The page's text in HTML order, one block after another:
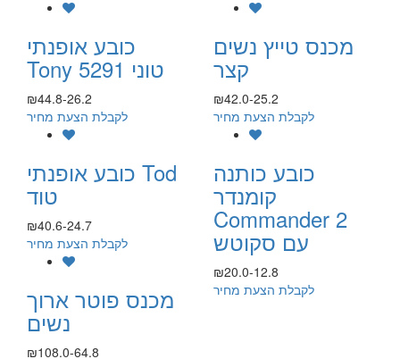
מכנס טייץ נשים
קצר
₪42.0-25.2
לקבלת הצעת מחיר
כובע אופנתי
Tony 5291 טוני
₪44.8-26.2
לקבלת הצעת מחיר
כובע כותנה
קומנדר
Commander 2
עם סקוטש
₪20.0-12.8
לקבלת הצעת מחיר
כובע אופנתי Tod
טוד
₪40.6-24.7
לקבלת הצעת מחיר
מכנס פוטר ארוך
נשים
₪108.0-64.8